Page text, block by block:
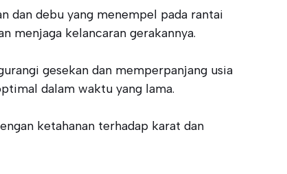
dan debu yang menempel pada rantai
menjaga kelancaran gerakannya.
gesekan dan memperpanjang usia
dalam waktu yang lama.
ketahanan terhadap karat dan